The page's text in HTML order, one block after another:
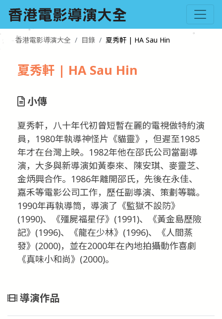
香港電影導演大全 目錄 夏秀軒 | HA Sau Hin
夏秀軒 | HA Sau Hin
小傳
夏秀軒，八十年代初曾短暫在麗的電視做特約演
員，1980年執導神怪片《貓靈》，但遲至1985
年才在台灣上映。1982年他在邵氏公司當副導
演，大多與新導演如黃泰來、陳安琪、麥靈芝、
金炳興合作。1986年離開邵氏，先後在永佳、
嘉禾等電影公司工作，歷任副導演、策劃等職。
1990年再執導筒，導演了《監獄不設防》
(1990)、《殭屍福星仔》(1991)、《黃金島歷險
記》(1996)、《龍在少林》(1996)、《人間蒸
發》(2000)，並在2000年在內地拍攝動作喜劇
《真味小和尚》(2000)。
導演作品